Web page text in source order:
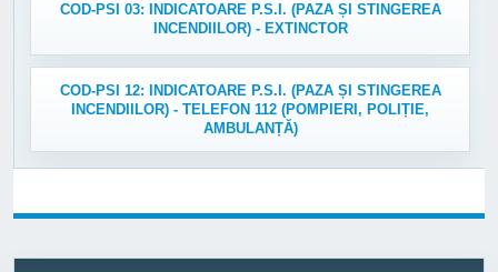
COD-PSI 03: INDICATOARE P.S.I. (PAZA ȘI STINGEREA
INCENDIILOR) - EXTINCTOR
COD-PSI 12: INDICATOARE P.S.I. (PAZA ȘI STINGEREA
INCENDIILOR) - TELEFON 112 (POMPIERI, POLIȚIE,
AMBULANȚĂ)